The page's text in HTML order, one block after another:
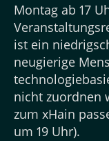
Montag ab 17
ist ein
neugierige
nicht zuordnen
zum xHain
um 19 Uhr).